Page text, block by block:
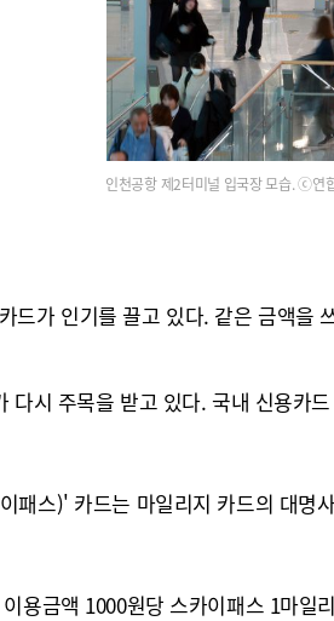
인천공항 제2터미널 입국장 모습. ⓒ연
드가 인기를 끌고 있다. 같은 금액
시 주목을 받고 있다. 국내 신용
패스)' 카드는 마일리지 카드의 대
이용금액 1000원당 스카이패스 1